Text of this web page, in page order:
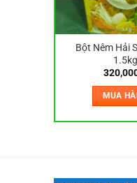
Bột Nêm Hải
1.5kg
MUA